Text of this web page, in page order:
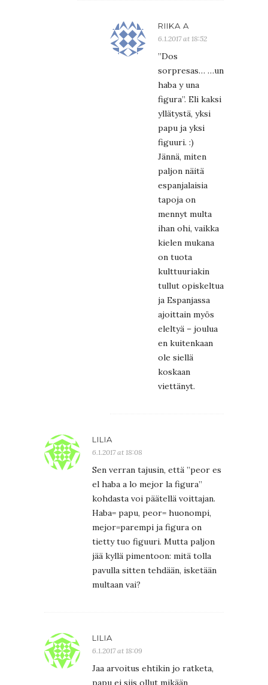
RIIKA A
6.1.2017 at 18:52
”Dos
sorpresas… …un
haba y una
figura”. Eli kaksi
yllätystä, yksi
papu ja yksi
figuuri. :)
Jännä, miten
paljon näitä
espanjalaisia
tapoja on
mennyt multa
ihan ohi, vaikka
kielen mukana
on tuota
kulttuuriakin
tullut opiskeltua
ja Espanjassa
ajoittain myös
eleltyä – joulua
en kuitenkaan
ole siellä
koskaan
viettänyt.
LILIA
6.1.2017 at 18:08
Sen verran tajusin, että ”peor es
el haba a lo mejor la figura”
kohdasta voi päätellä voittajan.
Haba= papu, peor= huonompi,
mejor=parempi ja figura on
tietty tuo figuuri. Mutta paljon
jää kyllä pimentoon: mitä tolla
pavulla sitten tehdään, isketään
multaan vai?
LILIA
6.1.2017 at 18:09
Jaa arvoitus ehtikin jo ratketa,
papu ei siis ollut mikään